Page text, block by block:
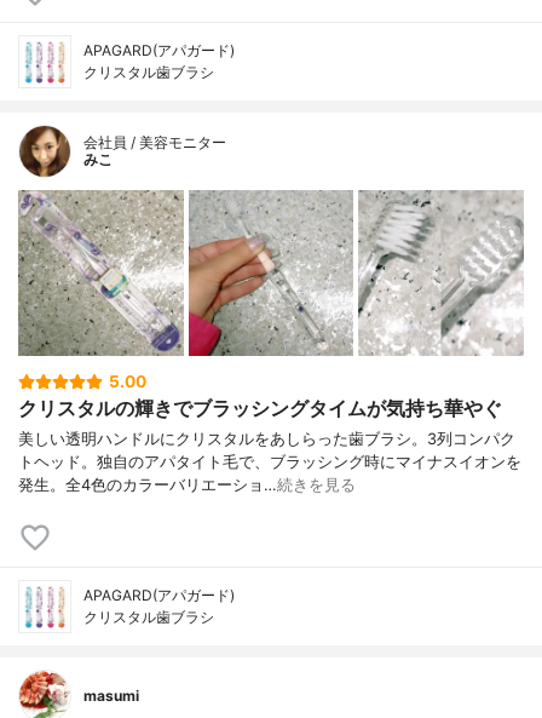
APAGARD(アパガード)
クリスタル歯ブラシ
会社員 / 美容モニター
みこ
5.00
クリスタルの輝きでブラッシングタイムが気持ち華やぐ
美しい透明ハンドルにクリスタルをあしらった歯ブラシ。3列コンパク
トヘッド。独自のアパタイト毛で、ブラッシング時にマイナスイオンを
発生。全4色のカラーバリエーショ…続きを見る
APAGARD(アパガード)
クリスタル歯ブラシ
masumi